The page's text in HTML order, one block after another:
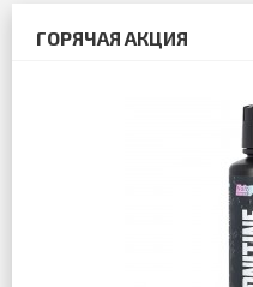
ГОРЯЧАЯ АКЦИЯ